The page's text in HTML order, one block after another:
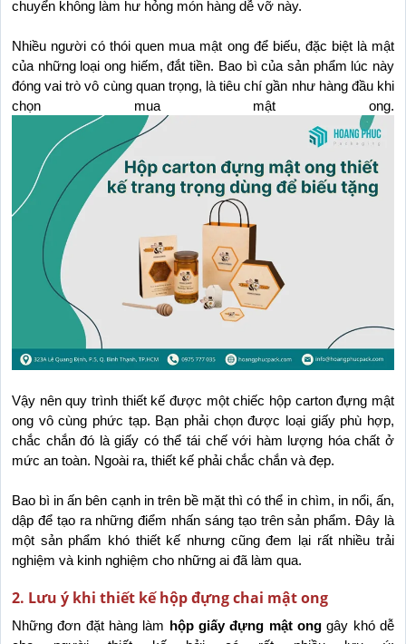
chuyển không làm hư hỏng món hàng dễ vỡ này.
Nhiều người có thói quen mua mật ong để biếu, đặc biệt là mật
của những loại ong hiếm, đắt tiền. Bao bì của sản phẩm lúc này
đóng vai trò vô cùng quan trọng, là tiêu chí gần như hàng đầu khi
chọn mua mật ong.
Vậy nên quy trình thiết kế được một chiếc hộp carton đựng mật
ong vô cùng phức tạp. Bạn phải chọn được loại giấy phù hợp,
chắc chắn đó là giấy có thể tái chế với hàm lượng hóa chất ở
mức an toàn. Ngoài ra, thiết kế phải chắc chắn và đẹp.
Bao bì in ấn bên cạnh in trên bề mặt thì có thể in chìm, in nổi, ấn,
dập để tạo ra những điểm nhấn sáng tạo trên sản phẩm. Đây là
một sản phẩm khó thiết kế nhưng cũng đem lại rất nhiều trải
nghiệm và kinh nghiệm cho những ai đã làm qua.
2. Lưu ý khi thiết kế hộp đựng chai mật ong
Những đơn đặt hàng làm hộp giấy đựng mật ong gây khó dễ